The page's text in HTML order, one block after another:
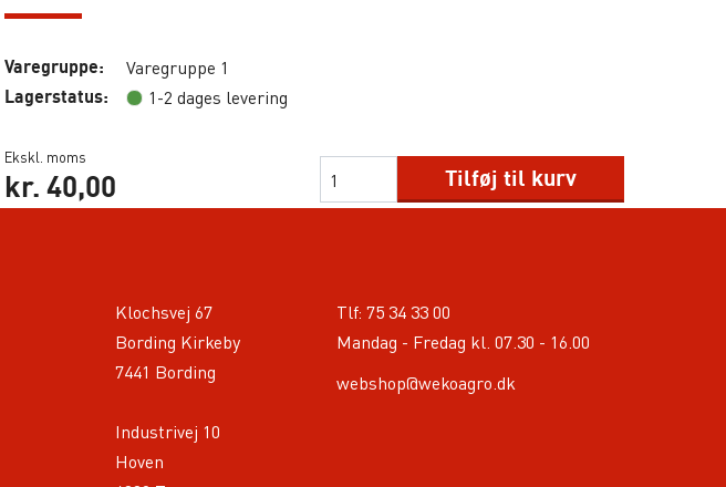
Varegruppe: Varegruppe 1
Lagerstatus: 1-2 dages levering
Ekskl. moms
kr. 40,00 Tilføj til kurv
Klochsvej 67
Bording Kirkeby
7441 Bording
Industrivej 10
Hoven
Tlf: 75 34 33 00
Mandag - Fredag kl. 07.30 - 16.00
webshop@wekoagro.dk